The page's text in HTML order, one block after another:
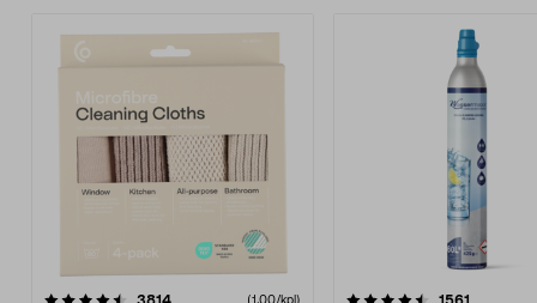
arvostelut (1,00/kpl)
4.5viidestä
4.5viidestä